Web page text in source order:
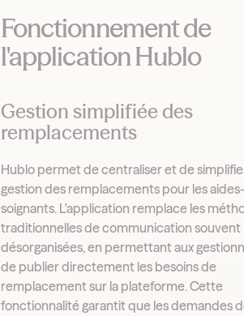
Fonctionnement de
l'application Hublo
Gestion simplifiée des
remplacements
Hublo permet de centraliser et de
gestion des remplacements pour les
soignants. L'application remplace les
traditionnelles de communication souvent
désorganisées, en permettant aux
de publier directement les besoins de
remplacement sur la plateforme. Cette
fonctionnalité garantit que les demandes